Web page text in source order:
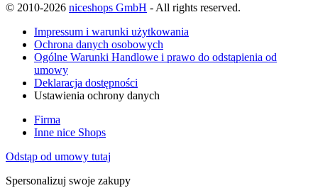
© 2010-2026 niceshops GmbH - All rights reserved.
Impressum i warunki użytkowania
Ochrona danych osobowych
Ogólne Warunki Handlowe i prawo do odstąpienia od
umowy
Deklaracja dostępności
Ustawienia ochrony danych
Firma
Inne nice Shops
Odstąp od umowy tutaj
Spersonalizuj swoje zakupy